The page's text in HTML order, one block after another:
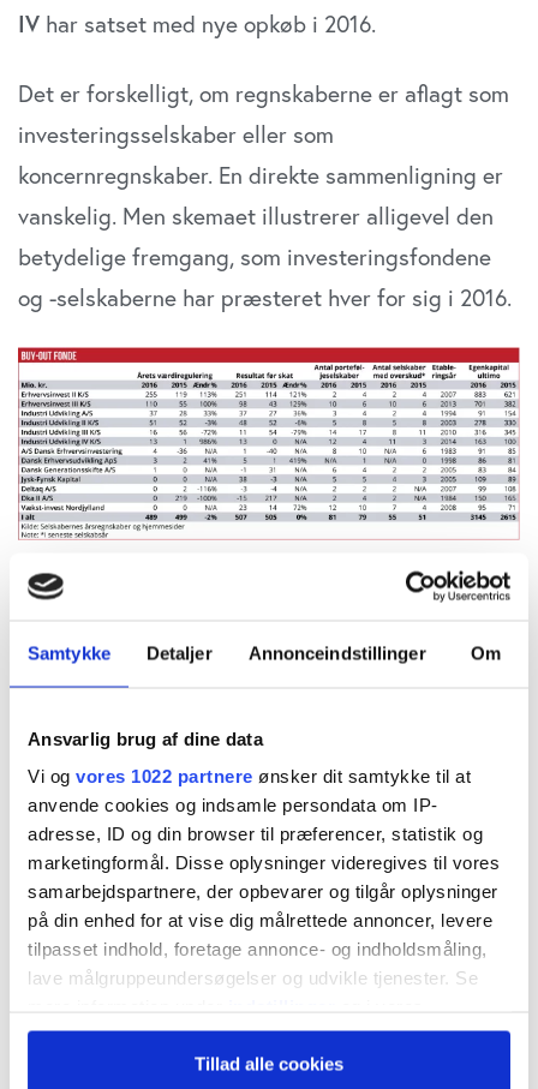
Samtykke Detaljer Annonceindstillinger Om
Ansvarlig brug af dine data
Vi og vores 1022 partnere ønsker dit samtykke til at
anvende cookies og indsamle persondata om IP-
adresse, ID og din browser til præferencer, statistik og
marketingformål. Disse oplysninger videregives til vores
samarbejdspartnere, der opbevarer og tilgår oplysninger
på din enhed for at vise dig målrettede annoncer, levere
tilpasset indhold, foretage annonce- og indholdsmåling,
lave målgruppeundersøgelser og udvikle tjenester. Se
persondatapolitik. Du kan altid trække dit samtykke
tilbage eller ændre indstillinger fra vores
Tillad alle cookies
IV har satset med nye opkøb i 2016.
Det er forskelligt, om regnskaberne er aflagt som
investeringsselskaber eller som
koncernregnskaber. En direkte sammenligning er
vanskelig. Men skemaet illustrerer alligevel den
betydelige fremgang, som investeringsfondene
og -selskaberne har præsteret hver for sig i 2016.